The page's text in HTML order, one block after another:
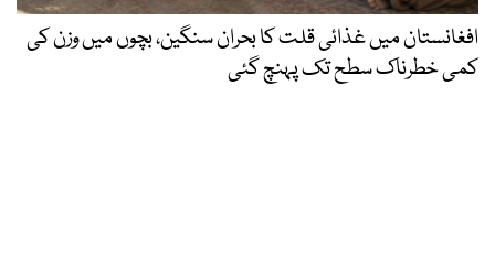
افغانستان میں غذائی قلت کا بحران سنگین، بچوں میں وزن کی
کمی خطرناک سطح تک پہنچ گئی